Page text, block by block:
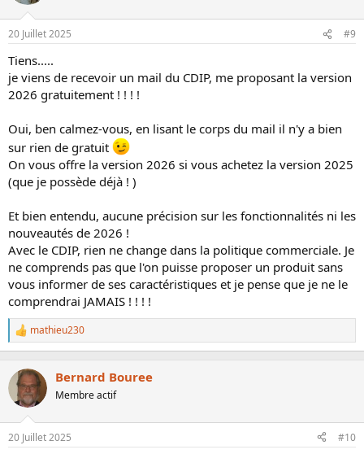
sur laquelle ils sont assis ! !
Il faut que l'on continue à s'entraider entre utilisateurs....
20 Juillet 2025 #9
Tiens.....
je viens de recevoir un mail du CDIP, me proposant la version
2026 gratuitement ! ! ! !
Oui, ben calmez-vous, en lisant le corps du mail il n'y a bien
sur rien de gratuit
On vous offre la version 2026 si vous achetez la version 2025
(que je possède déjà ! )
Et bien entendu, aucune précision sur les fonctionnalités ni les
nouveautés de 2026 !
Avec le CDIP, rien ne change dans la politique commerciale. Je
ne comprends pas que l'on puisse proposer un produit sans
vous informer de ses caractéristiques et je pense que je ne le
comprendrai JAMAIS ! ! ! !
L
e
r
é
a
t
i
mathieu230
Bernard Bouree
Membre actif
20 Juillet 2025 #10